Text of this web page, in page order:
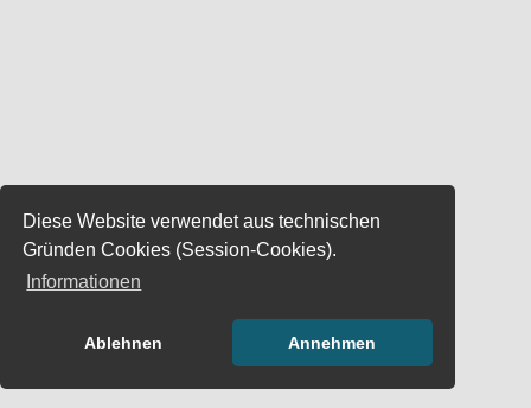
Diese Website verwendet aus technischen
Gründen Cookies (Session-Cookies).
Informationen
Ablehnen Annehmen